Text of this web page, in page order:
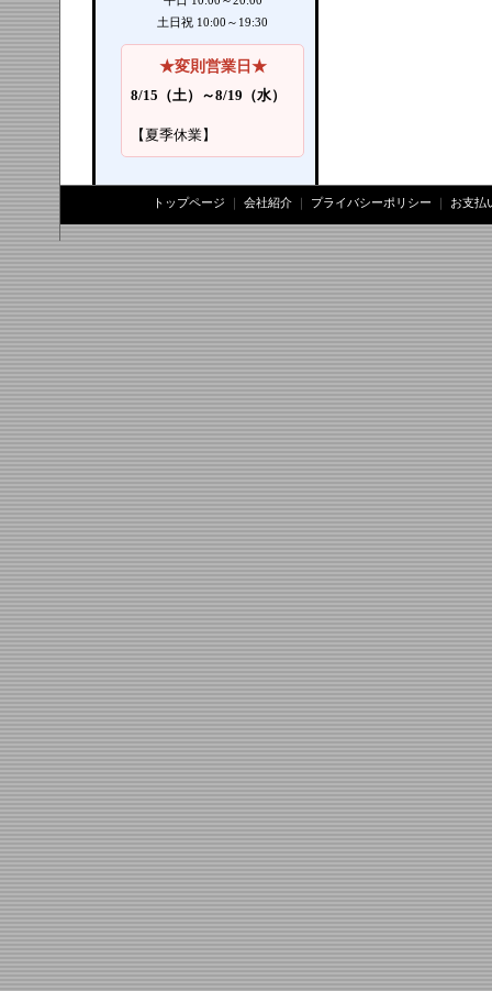
土日祝 10:00～19:30
★変則営業日★
8/15（土）～8/19（水）
【夏季休業】
トップページ 会社紹介 プライバシーポリシー お支払